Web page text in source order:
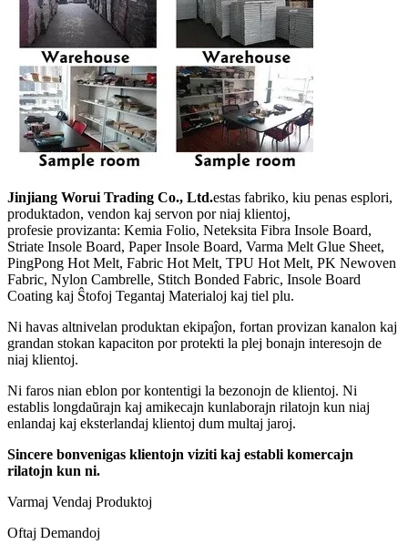
Jinjiang Worui Trading Co., Ltd.estas fabriko, kiu penas esplori,
produktadon, vendon kaj servon por niaj klientoj,
profesie provizanta: Kemia Folio, Neteksita Fibra Insole Board,
Striate Insole Board, Paper Insole Board, Varma Melt Glue Sheet,
PingPong Hot Melt, Fabric Hot Melt, TPU Hot Melt, PK Newoven
Fabric, Nylon Cambrelle, Stitch Bonded Fabric, Insole Board
Coating kaj Ŝtofoj Tegantaj Materialoj kaj tiel plu.
Ni havas altnivelan produktan ekipaĵon, fortan provizan kanalon kaj
grandan stokan kapaciton por protekti la plej bonajn interesojn de
niaj klientoj.
Ni faros nian eblon por kontentigi la bezonojn de klientoj. Ni
establis longdaŭrajn kaj amikecajn kunlaborajn rilatojn kun niaj
enlandaj kaj eksterlandaj klientoj dum multaj jaroj.
Sincere bonvenigas klientojn viziti kaj establi komercajn
rilatojn kun ni.
Varmaj Vendaj Produktoj
Oftaj Demandoj